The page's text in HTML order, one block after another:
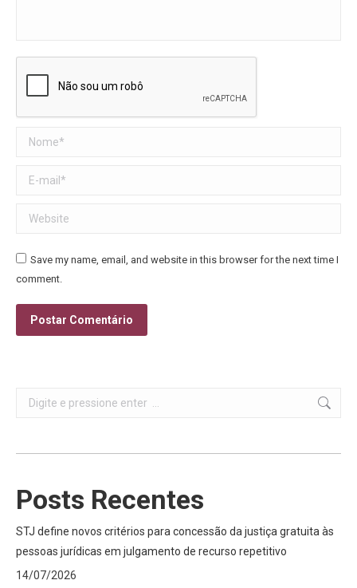
Nome *
E-mail *
Website
Save my name, email, and website in this browser for the next time I
comment.
Postar Comentário
Search:
Posts Recentes
STJ define novos critérios para concessão da justiça gratuita às
pessoas jurídicas em julgamento de recurso repetitivo
14/07/2026